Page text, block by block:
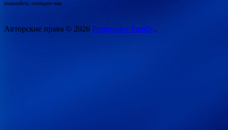
пожалуйста, сообщите нам.
Авторские права © 2026 Progressive Family..